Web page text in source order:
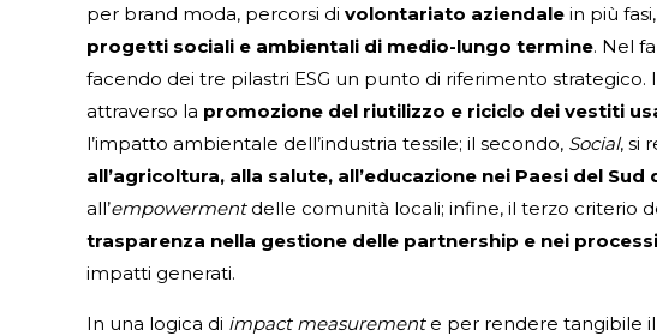
per brand moda, percorsi di volontariato aziendale in più
progetti sociali e ambientali di medio-lungo termine. Nel
facendo dei tre pilastri ESG un punto di riferimento strategico.
attraverso la promozione del riutilizzo e riciclo dei vestiti
l’impatto ambientale dell’industria tessile; il secondo, Social, si
all’agricoltura, alla salute, all’educazione nei Paesi del
all’empowerment delle comunità locali; infine, il terzo criterio
trasparenza nella gestione delle partnership e nei
impatti generati.
In una logica di impact measuremente per rendere tangibile il